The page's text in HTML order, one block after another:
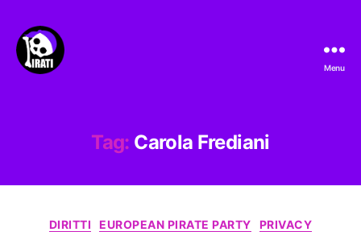
Menu
Tag: Carola Frediani
Categorie
DIRITTI EUROPEAN PIRATE PARTY PRIVACY